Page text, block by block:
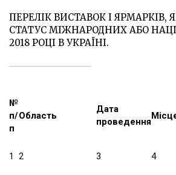
ПЕРЕЛІК ВИСТАВОК І
СТАТУС МІЖНАРОДНИХ АБО
2018 РОЦІ В УКРАЇНІ.
№
п/
п
Область
Дата
проведення
1 2 3 4